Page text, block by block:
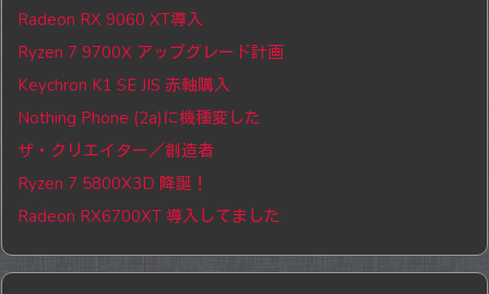
Radeon RX 9060 XT導入
Ryzen 7 9700X アップグレード計画
Keychron K1 SE JIS 赤軸購入
Nothing Phone (2a)に機種変した
ザ・クリエイター／創造者
Ryzen 7 5800X3D 降誕！
Radeon RX6700XT 導入してました